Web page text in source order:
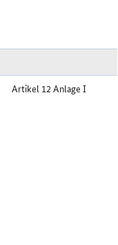
Artikel 12 Anlage I